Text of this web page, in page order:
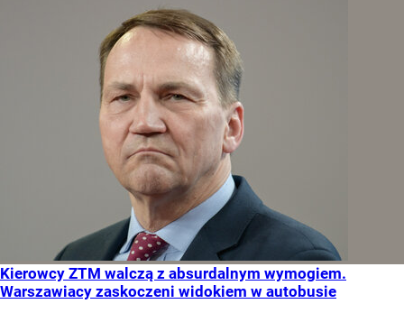
Kierowcy ZTM walczą z absurdalnym wymogiem.
Warszawiacy zaskoczeni widokiem w autobusie